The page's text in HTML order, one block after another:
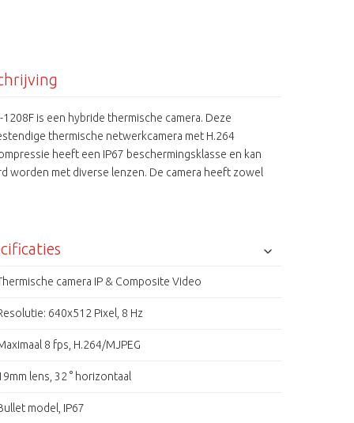
1208F is een hybride thermische camera. Deze
thermische netwerkcamera met H.264
heeft een IP67 beschermingsklasse en kan
worden met diverse lenzen. De camera heeft zowel
camera IP & Composite Video
640x512 Pixel, 8 Hz
8 fps, H.264/MJPEG
lens, 32 ° horizontaal
model, IP67